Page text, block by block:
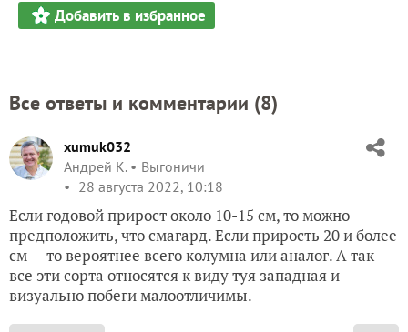
Добавить в избранное
Все ответы и комментарии (8)
xumuk032
Андрей К.
Выгоничи
28 августа 2022, 10:18
Если годовой прирост около 10-15 см, то можно
предположить, что смагард. Если прирость 20 и более
см — то вероятнее всего колумна или аналог. А так
все эти сорта относятся к виду туя западная и
визуально побеги малоотличимы.